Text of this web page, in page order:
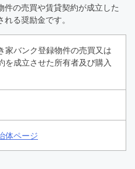
の売買や賃貸契約が成立した
る奨励金です。
家バンク登録物件の売買又は
を成立させた所有者及び購入
体ページ